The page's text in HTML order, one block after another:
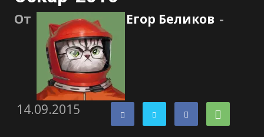
От Егор Беликов -
14.09.2015